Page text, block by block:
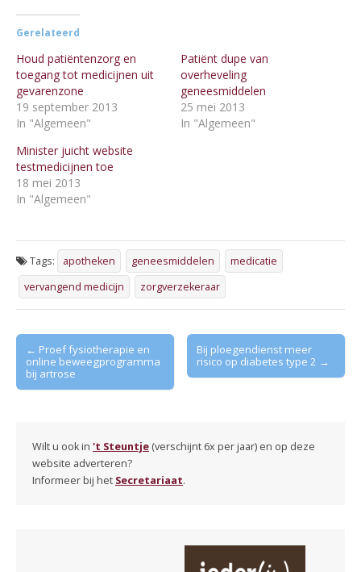
Gerelateerd
Houd patiëntenzorg en
toegang tot medicijnen uit
gevarenzone
19 september 2013
In "Algemeen"
Patiënt dupe van
overheveling
geneesmiddelen
25 mei 2013
In "Algemeen"
Minister juicht website
testmedicijnen toe
18 mei 2013
In "Algemeen"
Tags: apotheken geneesmiddelen
medicatie
vervangend medicijn
zorgverzekeraar
Post
navigation
← Proef fysiotherapie en
online beweegprogramma
bij artrose
Bij ploegendienst meer
risico op diabetes type 2 →
Wilt u ook in 't Steuntje (verschijnt 6x per jaar) en op deze
website adverteren?
Informeer bij het Secretariaat.